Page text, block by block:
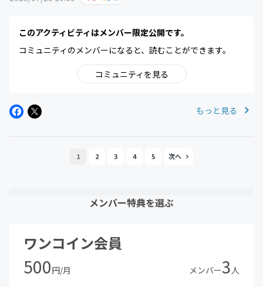
このアクティビティはメンバー限定公開です。
コミュニティのメンバーになると、読むことができます。
コミュニティを見る
もっと見る
1 2 3 4 5
メンバー特典を選ぶ
ワンコイン会員
500円/月 メンバー3人